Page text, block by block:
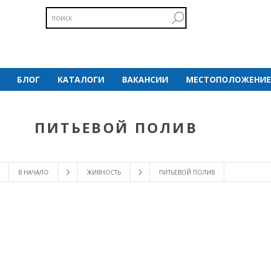
БЛОГ КАТАЛОГИ ВАКАНСИИ МЕСТОПОЛОЖЕНИЕ
В НАЧАЛО ЖИВНОСТЬ ПИТЬЕВОЙ ПОЛИВ
ПИТЬЕВОЙ ПОЛИВ